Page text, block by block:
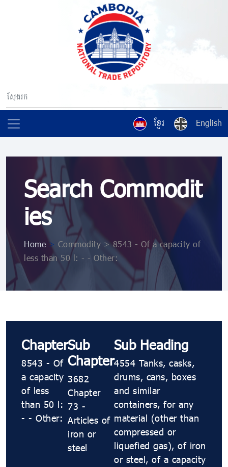
ខ្មែរ English
Search Commodit
ies
Home > Commodity > 8543 - Of a capacity of
less than 50 l: - - Other:
Chapter
8543 - Of
a capacity
of less
than 50 l:
- - Other:
Sub
Chapter
3682
Chapter
73 -
Articles of
iron or
steel
Sub Heading
4554 Tanks, casks,
drums, cans, boxes
and similar
containers, for any
material (other than
compressed or
liquefied gas), of iron
or steel, of a capacity